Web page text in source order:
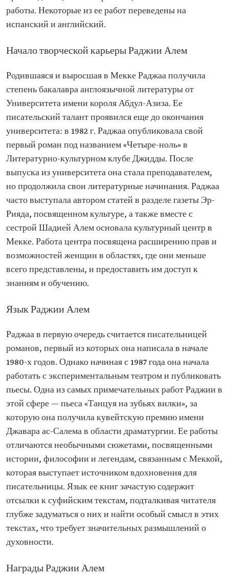
работы. Некоторые из ее работ переведены на
испанский и английский.
Начало творческой карьеры Раджии Алем
Родившаяся и выросшая в Мекке Раджаа получила
степень бакалавра англоязычной литературы от
Университета имени короля Абдул-Азиза. Ее
писательский талант проявился еще до окончания
университета: в 1982 г. Раджаа опубликовала свой
первый роман под названием «Четыре-ноль» в
Литературно-культурном клубе Джидды. После
выпуска из университета она стала преподавателем,
но продолжила свои литературные начинания. Раджаа
часто выступала автором статей в разделе газеты Эр-
Рияда, посвященном культуре, а также вместе с
сестрой Шадией Алем основала культурный центр в
Мекке. Работа центра посвящена расширению прав и
возможностей женщин в областях, где они меньше
всего представлены, и предоставить им доступ к
знаниям и обучению.
Язык Раджии Алем
Раджаа в первую очередь считается писательницей
романов, первый из которых она написала в начале
1980-х годов. Однако начиная с 1987 года она начала
работать с экспериментальным театром и публиковать
пьесы. Одна из самых примечательных работ Раджии в
этой сфере — пьеса «Танцуя на зубьях вилки», за
которую она получила кувейтскую премию имени
Джавара ас-Салема в области драматургии. Ее работы
отличаются необычными сюжетами, посвященными
истории, философии и легендам, связанным с Меккой,
которая выступает источником вдохновения для
писательницы. Язык ее книг зачастую содержит
отсылки к суфийским текстам, подталкивая читателя
глубже задуматься о них и найти особый смысл в этих
текстах, что требует значительных размышлений о
духовности.
Награды Раджии Алем